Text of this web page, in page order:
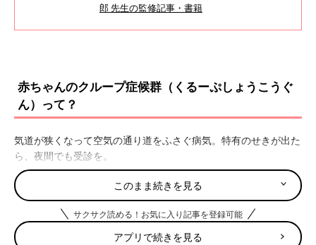
郎 先生の監修記事・書籍
赤ちゃんのクループ症候群（くるーぷしょうこうぐ
ん）って？
気道が狭くなって空気の通り道をふさぐ病気。特有のせきが出た
ら、夜間でも受診を。
クループ症候群の主な症状
・せき
・発熱
このまま続きを見る
サクサク読める！お気に入り記事を登録可能
アプリで続きを見る